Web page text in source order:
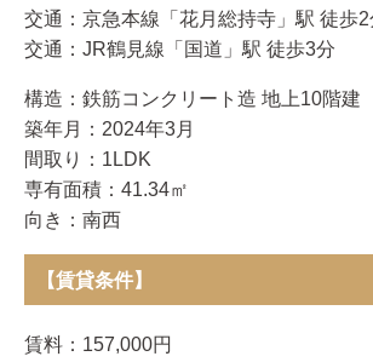
交通：京急本線「花月総持寺」駅 徒歩2
交通：JR鶴見線「国道」駅 徒歩3分
構造：鉄筋コンクリート造 地上10階建
築年月：2024年3月
間取り：1LDK
専有面積：41.34㎡
向き：南西
【賃貸条件】
賃料：157,000円